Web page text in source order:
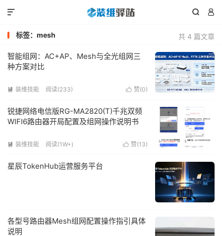
 

共 4 篇文章
标签：mesh
智能组网：AC+AP、Mesh与全光组网三
种方案对比
 赞(0)
 装维技能 阅读(233)
锐捷网络电信版RG-MA2820(T)千兆双频
WIFI6路由器开局配置及组网操作说明书
 赞(13)
 装维技能 阅读(1W+)
星辰TokenHub运营服务平台
各型号路由器Mesh组网配置操作指引具体
说明